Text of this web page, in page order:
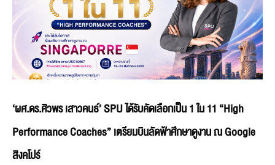
‘ผศ.ดร.ศิวพร เสาวคนธ์’ SPU ได้รับคัดเลือกเป็น 1 ใน 11 “High
Performance Coaches” เตรียมบินลัดฟ้าศึกษาดูงาน ณ Google
สิงคโปร์